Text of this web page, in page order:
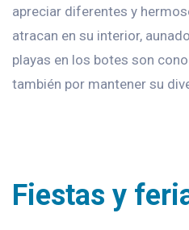
apreciar diferentes y
atracan en su interior,
playas en los botes son
también por mantener su
Fiestas y